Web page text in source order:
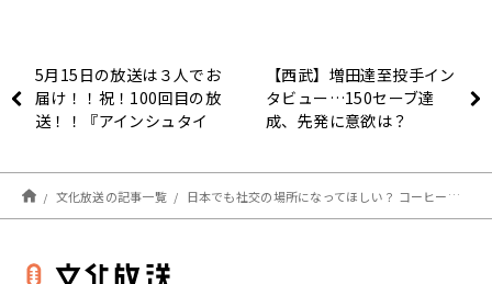
5月15日の放送は３人でお
届け！！祝！100回目の放
送！！『アインシュタイ
Heat&Heart!』
【西武】増田達至投手イン
タビュー…150セーブ達
成、先発に意欲は？
文化放送の記事一覧 日本でも社交の場所になってほしい？ コーヒーショップの過去・現在・未来